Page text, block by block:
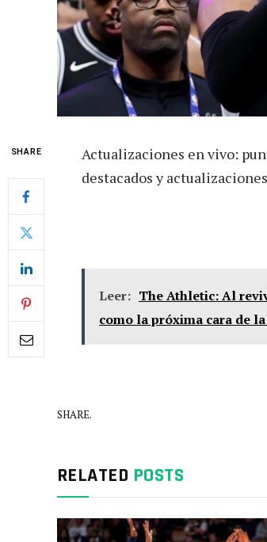
SHARE
Actualizaciones en vivo:
destacados y
Leer: The Athletic: Al
como la próxima cara de
SHARE.
RELATED POSTS